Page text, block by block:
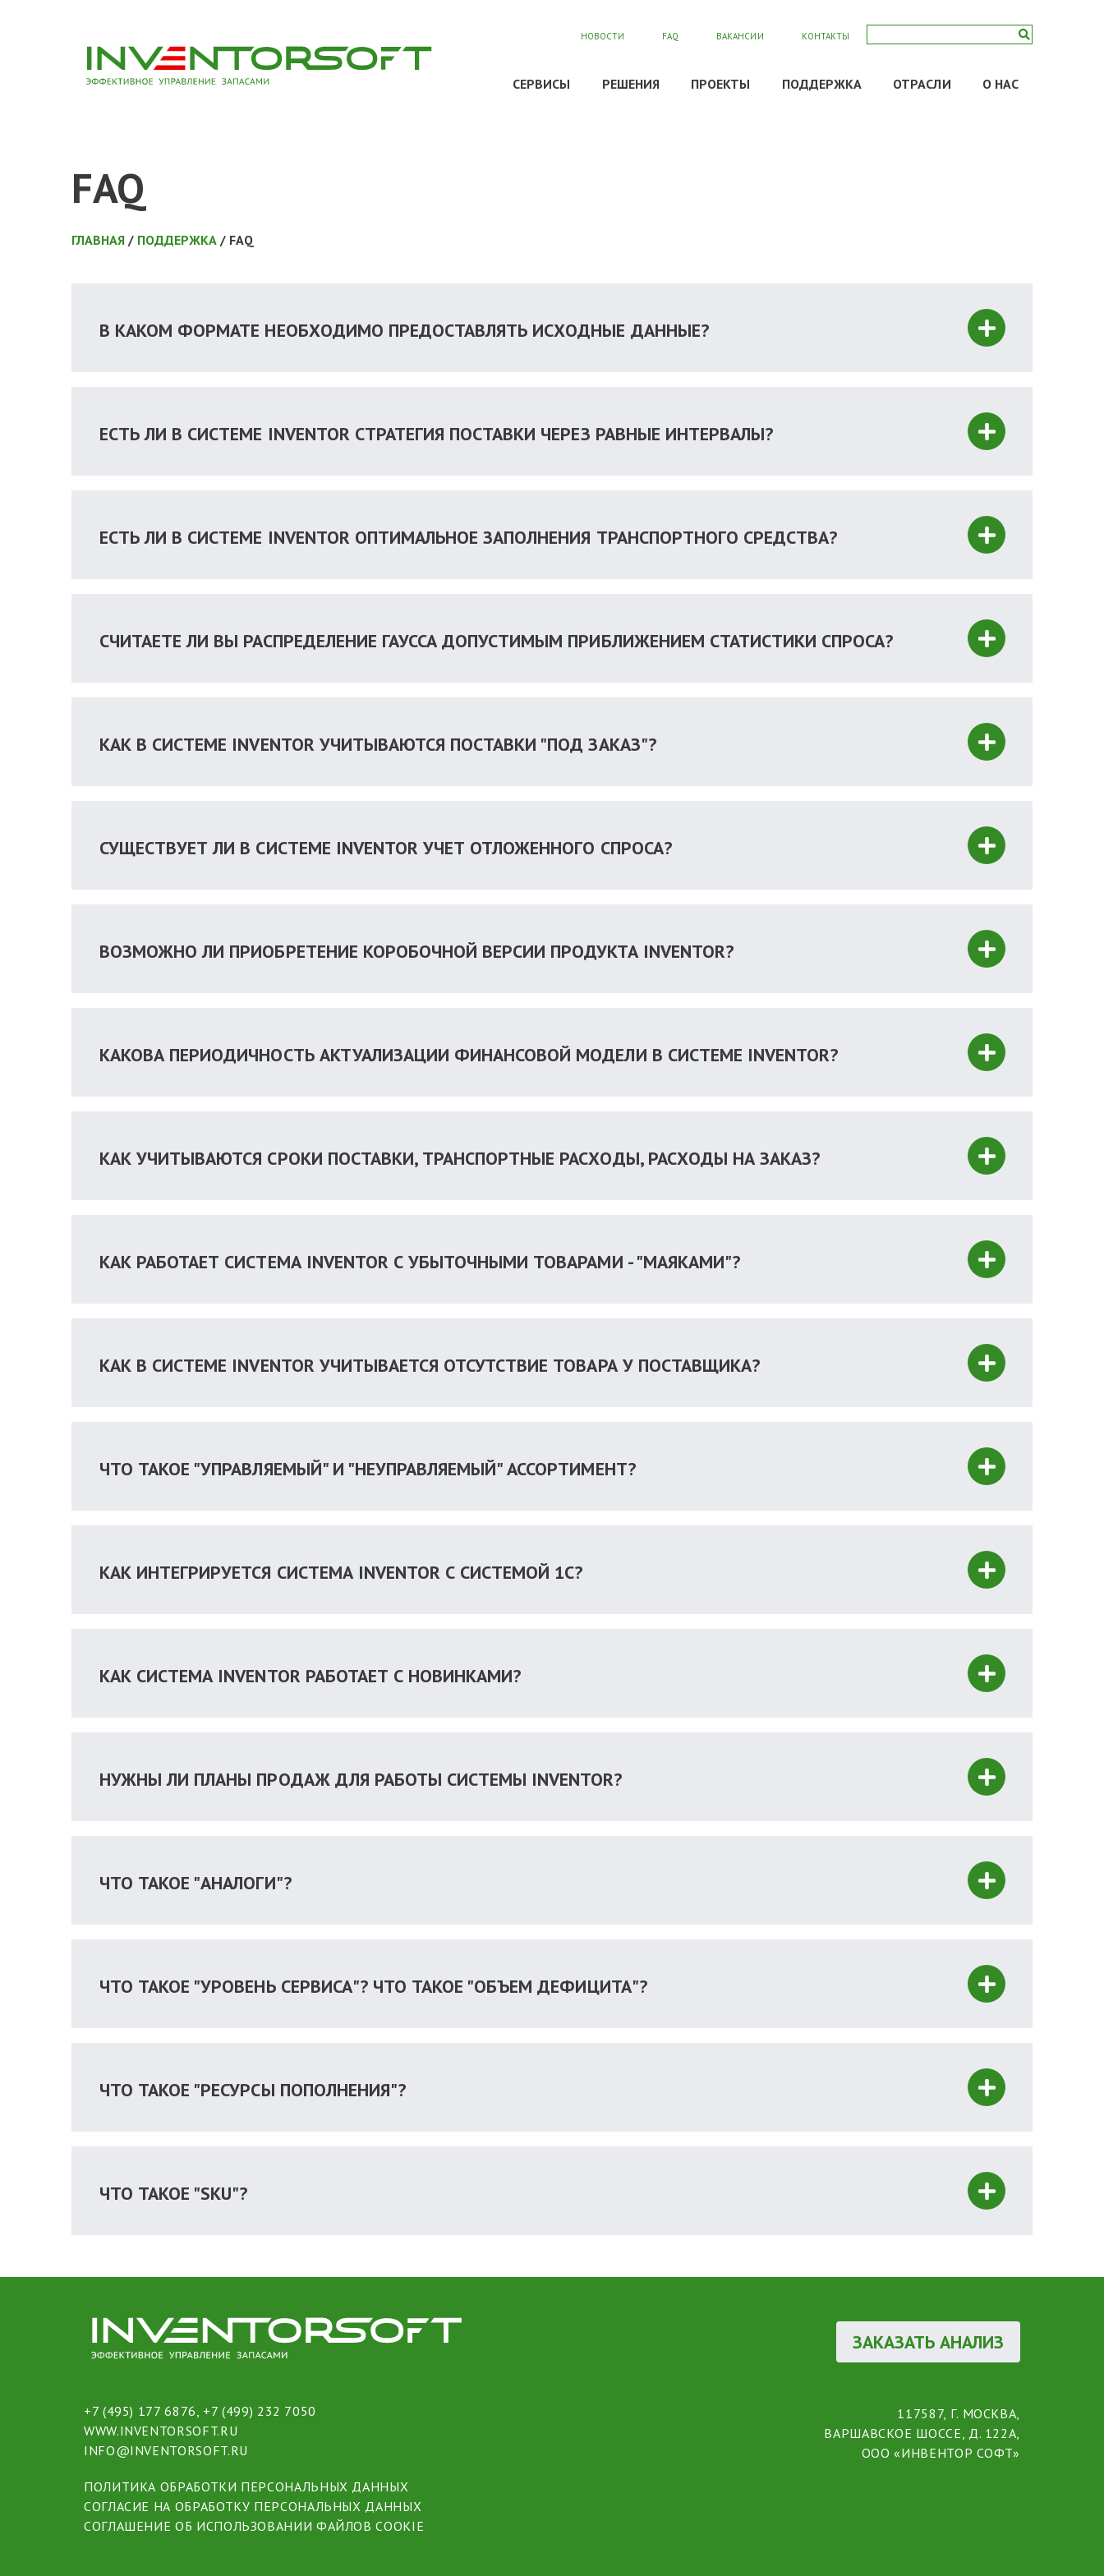
НОВОСТИ FAQ ВАКАНСИИ КОНТАКТЫ
СЕРВИСЫ РЕШЕНИЯ ПРОЕКТЫ ПОДДЕРЖКА ОТРАСЛИ О НАС
FAQ
ГЛАВНАЯ / ПОДДЕРЖКА / FAQ
В КАКОМ ФОРМАТЕ НЕОБХОДИМО ПРЕДОСТАВЛЯТЬ ИСХОДНЫЕ ДАННЫЕ?
ЕСТЬ ЛИ В СИСТЕМЕ INVENTOR СТРАТЕГИЯ ПОСТАВКИ ЧЕРЕЗ РАВНЫЕ ИНТЕРВАЛЫ?
ЕСТЬ ЛИ В СИСТЕМЕ INVENTOR ОПТИМАЛЬНОЕ ЗАПОЛНЕНИЯ ТРАНСПОРТНОГО СРЕДСТВА?
СЧИТАЕТЕ ЛИ ВЫ РАСПРЕДЕЛЕНИЕ ГАУССА ДОПУСТИМЫМ ПРИБЛИЖЕНИЕМ СТАТИСТИКИ СПРОСА?
КАК В СИСТЕМЕ INVENTOR УЧИТЫВАЮТСЯ ПОСТАВКИ "ПОД ЗАКАЗ"?
СУЩЕСТВУЕТ ЛИ В СИСТЕМЕ INVENTOR УЧЕТ ОТЛОЖЕННОГО СПРОСА?
ВОЗМОЖНО ЛИ ПРИОБРЕТЕНИЕ КОРОБОЧНОЙ ВЕРСИИ ПРОДУКТА INVENTOR?
КАКОВА ПЕРИОДИЧНОСТЬ АКТУАЛИЗАЦИИ ФИНАНСОВОЙ МОДЕЛИ В СИСТЕМЕ INVENTOR?
КАК УЧИТЫВАЮТСЯ СРОКИ ПОСТАВКИ, ТРАНСПОРТНЫЕ РАСХОДЫ, РАСХОДЫ НА ЗАКАЗ?
КАК РАБОТАЕТ СИСТЕМА INVENTOR С УБЫТОЧНЫМИ ТОВАРАМИ - "МАЯКАМИ"?
КАК В СИСТЕМЕ INVENTOR УЧИТЫВАЕТСЯ ОТСУТСТВИЕ ТОВАРА У ПОСТАВЩИКА?
ЧТО ТАКОЕ "УПРАВЛЯЕМЫЙ" И "НЕУПРАВЛЯЕМЫЙ" АССОРТИМЕНТ?
КАК ИНТЕГРИРУЕТСЯ СИСТЕМА INVENTOR С СИСТЕМОЙ 1С?
КАК СИСТЕМА INVENTOR РАБОТАЕТ С НОВИНКАМИ?
НУЖНЫ ЛИ ПЛАНЫ ПРОДАЖ ДЛЯ РАБОТЫ СИСТЕМЫ INVENTOR?
ЧТО ТАКОЕ "АНАЛОГИ"?
ЧТО ТАКОЕ "УРОВЕНЬ СЕРВИСА"? ЧТО ТАКОЕ "ОБЪЕМ ДЕФИЦИТА"?
ЧТО ТАКОЕ "РЕСУРСЫ ПОПОЛНЕНИЯ"?
ЧТО ТАКОЕ "SKU"?
+7 (495) 177 6876 +7 (499) 232 7050
WWW.INVENTORSOFT.RU
INFO@INVENTORSOFT.RU
ПОЛИТИКА ОБРАБОТКИ ПЕРСОНАЛЬНЫХ ДАННЫХ
СОГЛАСИЕ НА ОБРАБОТКУ ПЕРСОНАЛЬНЫХ ДАННЫХ
СОГЛАШЕНИЕ ОБ ИСПОЛЬЗОВАНИИ ФАЙЛОВ COOKIE
ЗАКАЗАТЬ АНАЛИЗ
117587, Г. МОСКВА,
ВАРШАВСКОЕ ШОССЕ, Д. 122А,
ООО «ИНВЕНТОР СОФТ»